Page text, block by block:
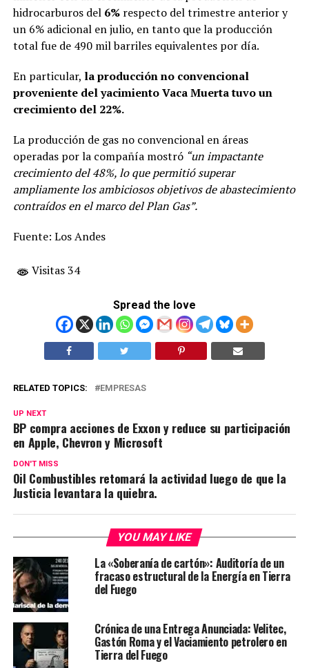
hidrocarburos del 6%respecto del trimestre anterior y
un 6% adicional en julio, en tanto que la producción
total fue de 490 mil barriles equivalentes por día.
En particular, la producción no convencional
proveniente del yacimiento Vaca Muerta tuvo un
crecimiento del 22%.
La producción de gas no convencional en áreas
operadas por la compañía mostró“un impactante
crecimiento del 48%, lo que permitió superar
ampliamente los ambiciosos objetivos de abastecimiento
contraídos en el marco del Plan Gas”.
Fuente: Los Andes
Visitas 34
Spread the love
RELATED TOPICS: EMPRESAS
UP NEXT
BP compra acciones de Exxon y reduce su participación
en Apple, Chevron y Microsoft
DON'T MISS
Oil Combustibles retomará la actividad luego de que la
Justicia levantara la quiebra.
YOU MAY LIKE
La «Soberanía de cartón»: Auditoría de un
fracaso estructural de la Energía en Tierra
del Fuego
Crónica de una Entrega Anunciada: Velitec,
Gastón Roma y el Vaciamiento petrolero en
Tierra del Fuego